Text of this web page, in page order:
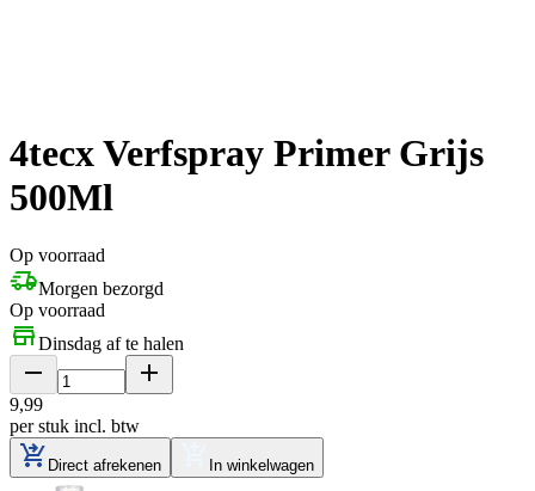
4tecx Verfspray Primer Grijs
500Ml
Op voorraad
Morgen bezorgd
Op voorraad
Dinsdag af te halen
9,99
per stuk incl. btw
Direct afrekenen In winkelwagen